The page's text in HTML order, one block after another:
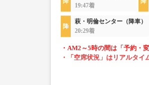
19:47着
萩・明倫センター（降車）
20:29着
・AM2～5時の間は「予約・
・「空席状況」はリアルタイ